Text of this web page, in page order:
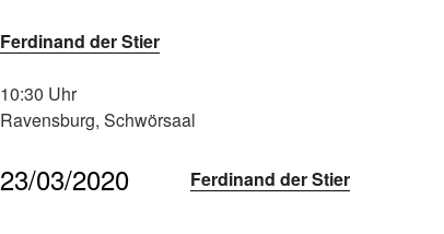
Ferdinand der Stier
10:30 Uhr
Ravensburg, Schwörsaal
23/03/2020 Ferdinand der Stier